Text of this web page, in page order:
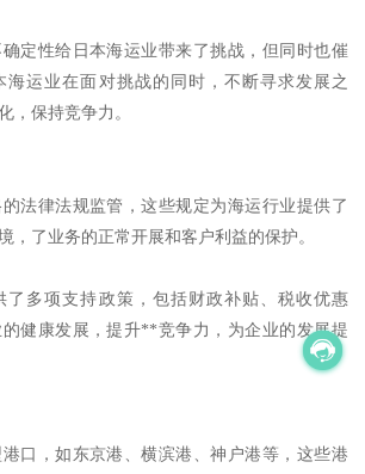
定性给日本海运业带来了挑战，但同时也催
海运业在面对挑战的同时，不断寻求发展之
，保持竞争力。
法律法规监管，这些规定为海运行业提供了
，了业务的正常开展和客户利益的保护。
了多项支持政策，包括财政补贴、税收优惠
健康发展，提升**竞争力，为企业的发展提
口，如东京港、横滨港、神户港等，这些港